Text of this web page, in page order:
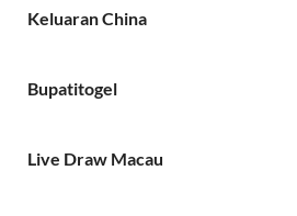
Keluaran China
Bupatitogel
Live Draw Macau